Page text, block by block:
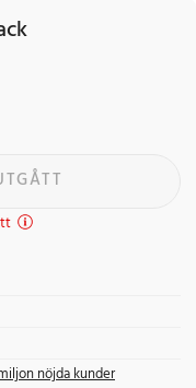
nöjda kunder